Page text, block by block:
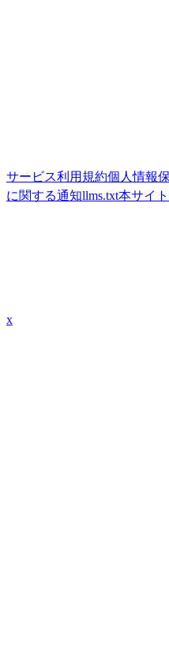
サービス利用規約個人情報
に関する通知llms.txt本サイ
x